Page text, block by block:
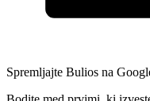
Spremljajte Bulios na